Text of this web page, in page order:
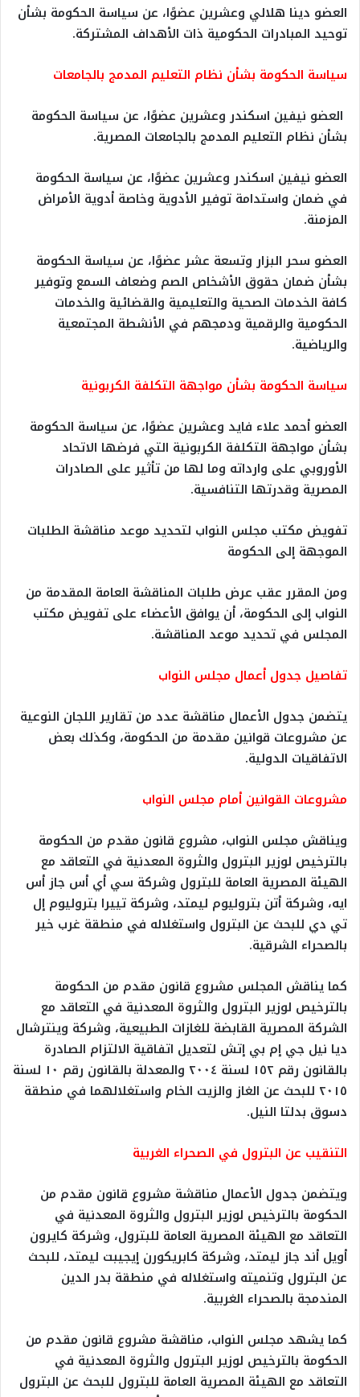
العضو دينا هلالي وعشرين عضوًا، عن سياسة الحكومة بشأن
توحيد المبادرات الحكومية ذات الأهداف المشتركة.
سياسة الحكومة بشأن نظام التعليم المدمج بالجامعات
العضو نيفين اسكندر وعشرين عضوًا، عن سياسة الحكومة
بشأن نظام التعليم المدمج بالجامعات المصرية.
العضو نيفين اسكندر وعشرين عضوًا، عن سياسة الحكومة
في ضمان واستدامة توفير الأدوية وخاصة أدوية الأمراض
المزمنة.
العضو سحر البزار وتسعة عشر عضوًا، عن سياسة الحكومة
بشأن ضمان حقوق الأشخاص الصم وضعاف السمع وتوفير
كافة الخدمات الصحية والتعليمية والقضائية والخدمات
الحكومية والرقمية ودمجهم في الأنشطة المجتمعية
والرياضية.
سياسة الحكومة بشأن مواجهة التكلفة الكربونية
العضو أحمد علاء فايد وعشرين عضوًا، عن سياسة الحكومة
بشأن مواجهة التكلفة الكربونية التي فرضها الاتحاد
الأوروبي على وارداته وما لها من تأثير على الصادرات
المصرية وقدرتها التنافسية.
تفويض مكتب مجلس النواب لتحديد موعد مناقشة الطلبات
الموجهة إلى الحكومة
ومن المقرر عقب عرض طلبات المناقشة العامة المقدمة من
النواب إلى الحكومة، أن يوافق الأعضاء على تفويض مكتب
المجلس في تحديد موعد المناقشة.
تفاصيل جدول أعمال مجلس النواب
يتضمن جدول الأعمال مناقشة عدد من تقارير اللجان النوعية
عن مشروعات قوانين مقدمة من الحكومة، وكذلك بعض
الاتفاقيات الدولية.
مشروعات القوانين أمام مجلس النواب
ويناقش مجلس النواب، مشروع قانون مقدم من الحكومة
بالترخيص لوزير البترول والثروة المعدنية في التعاقد مع
الهيئة المصرية العامة للبترول وشركة سي أي أس جاز أس
ايه، وشركة أتن بتروليوم ليمتد، وشركة تييرا بتروليوم إل
تي دي للبحث عن البترول واستغلاله في منطقة غرب خير
بالصحراء الشرقية.
كما يناقش المجلس مشروع قانون مقدم من الحكومة
بالترخيص لوزير البترول والثروة المعدنية في التعاقد مع
الشركة المصرية القابضة للغازات الطبيعية، وشركة وينترشال
ديا نيل جي إم بي إتش لتعديل اتفاقية الالتزام الصادرة
بالقانون رقم ١٥٢ لسنة ٢٠٠٤ والمعدلة بالقانون رقم ١٠ لسنة
٢٠١٥ للبحث عن الغاز والزيت الخام واستغلالهما في منطقة
دسوق بدلتا النيل.
التنقيب عن البترول في الصحراء الغربية
ويتضمن جدول الأعمال مناقشة مشروع قانون مقدم من
الحكومة بالترخيص لوزير البترول والثروة المعدنية في
التعاقد مع الهيئة المصرية العامة للبترول، وشركة كايرون
أويل أند جاز ليمتد، وشركة كابريكورن إيجيبت ليمتد، للبحث
عن البترول وتنميته واستغلاله في منطقة بدر الدين
المندمجة بالصحراء الغربية.
كما يشهد مجلس النواب، مناقشة مشروع قانون مقدم من
الحكومة بالترخيص لوزير البترول والثروة المعدنية في
التعاقد مع الهيئة المصرية العامة للبترول للبحث عن البترول